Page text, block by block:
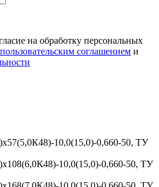
на обработку персональных
пользовательским соглашением и
10,0(15,0)-0,660-50, ТУ
10,0(15,0)-0,660-50, ТУ